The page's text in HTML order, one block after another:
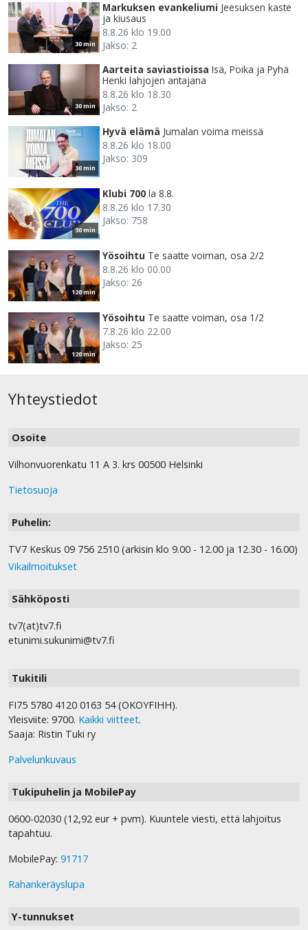
30 min
Markuksen evankeliumi Jeesuksen kaste
ja kiusaus
8.8.26 klo 19.00
Jakso: 2
30 min
Aarteita saviastioissa Isä, Poika ja Pyhä
Henki lahjojen antajana
8.8.26 klo 18.30
Jakso: 2
30 min
Hyvä elämä Jumalan voima meissä
8.8.26 klo 18.00
Jakso: 309
30 min
Klubi 700 la 8.8.
8.8.26 klo 17.30
Jakso: 758
120 min
Yösoihtu Te saatte voiman, osa 2/2
8.8.26 klo 00.00
Jakso: 26
120 min
Yösoihtu Te saatte voiman, osa 1/2
7.8.26 klo 22.00
Jakso: 25
Yhteystiedot
Osoite
Vilhonvuorenkatu 11 A 3. krs 00500 Helsinki
Tietosuoja
Puhelin:
TV7 Keskus 09 756 2510 (arkisin klo 9.00 - 12.00 ja 12.30 - 16.00)
Vikailmoitukset
Sähköposti
tv7(at)tv7.fi
etunimi.sukunimi@tv7.fi
Tukitili
FI75 5780 4120 0163 54 (OKOYFIHH).
Yleisviite: 9700. Kaikki viitteet.
Saaja: Ristin Tuki ry
Palvelunkuvaus
Tukipuhelin ja MobilePay
0600-02030 (12,92 eur + pvm). Kuuntele viesti, että lahjoitus
tapahtuu.
MobilePay: 91717
Rahankeräyslupa
Y-tunnukset